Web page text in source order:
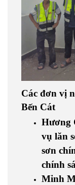
Các đơn vị
Bến Cát
Hương
vụ lăn
sơn
chính
Minh